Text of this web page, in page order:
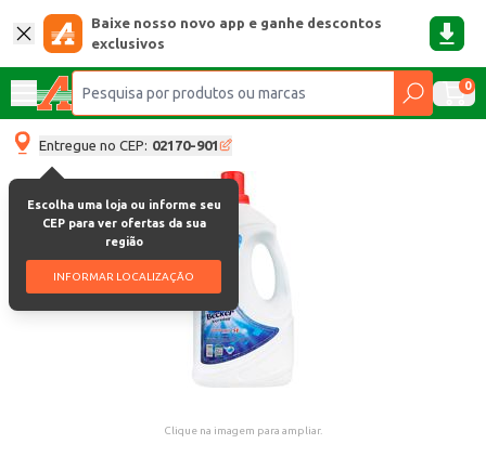
Baixe nosso novo app e ganhe descontos
exclusivos
0
Entregue no CEP: 02170-901
Escolha uma loja ou informe seu
CEP para ver ofertas da sua
região
INFORMAR LOCALIZAÇÃO
Clique na imagem para ampliar.